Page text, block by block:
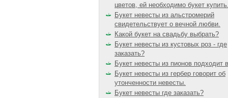
цветов, ей необходимо букет
Букет невесты из альстромерий
свидетельствует о вечной любви.
Какой букет на свадьбу выбрать?
Букет невесты из кустовых роз - где
заказать?
Букет невесты из пионов подходит
Букет невесты из гербер говорит об
утонченности невесты.
Букет невесты где заказать?